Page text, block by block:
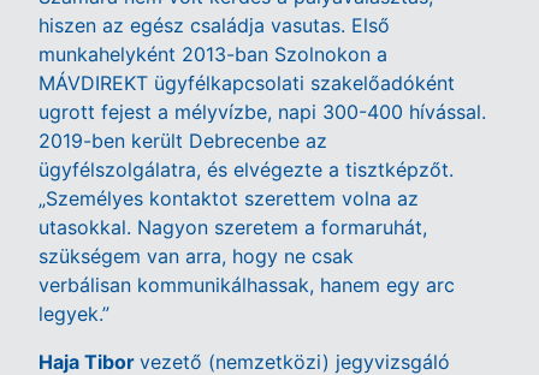
hiszen az egész családja vasutas. Első
munkahelyként 2013-ban Szolnokon a
MÁVDIREKT ügyfélkapcsolati szakelőadóként
ugrott fejest a mélyvízbe, napi 300-400 hívással.
2019-ben került Debrecenbe az
ügyfélszolgálatra, és elvégezte a tisztképzőt.
„Személyes kontaktot szerettem volna az
utasokkal. Nagyon szeretem a formaruhát,
szükségem van arra, hogy ne csak
verbálisan kommunikálhassak, hanem egy arc
legyek.”
Haja Tibor vezető (nemzetközi) jegyvizsgáló